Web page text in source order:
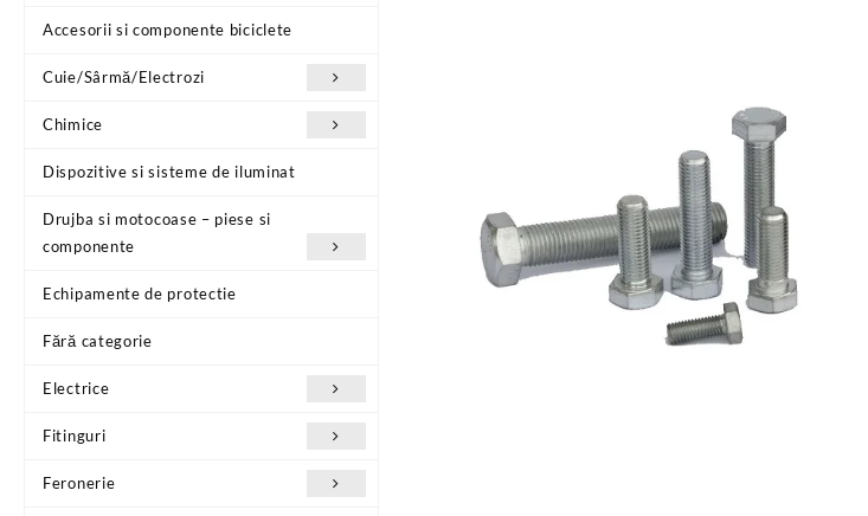
Accesorii si componente biciclete
Cuie/Sârmă/Electrozi
Chimice
Dispozitive si sisteme de iluminat
Drujba si motocoase – piese si
componente
Echipamente de protectie
Fără categorie
Electrice
Fitinguri
Feronerie